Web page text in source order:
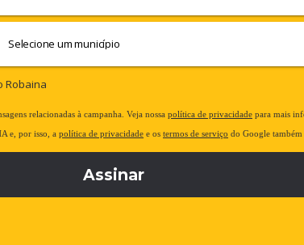
Robaina
relacionadas à campanha. Veja nossa política de privacidade para mais
e, por isso, a política de privacidade e os termos de serviço do Google também
Assinar